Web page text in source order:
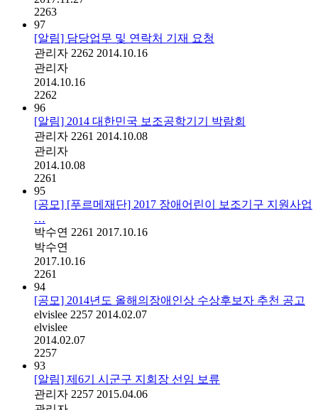
2263
97
[알림] 담당업무 및 연락처 기재 요청
관리자 2262 2014.10.16
관리자
2014.10.16
2262
96
[알림] 2014 대한민국 보조공학기기 박람회
관리자 2261 2014.10.08
관리자
2014.10.08
2261
95
[공모] [푸르메재단] 2017 장애어린이 보조기구 지원사업
…
박수연 2261 2017.10.16
박수연
2017.10.16
2261
94
[공모] 2014년도 올해의장애인상 수상후보자 추천 공고
elvislee 2257 2014.02.07
elvislee
2014.02.07
2257
93
[알림] 제6기 시군구 지회장 선임 보류
관리자 2257 2015.04.06